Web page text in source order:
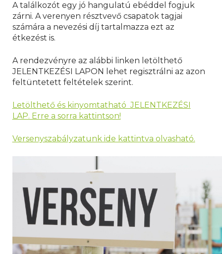
A találkozót egy jó hangulatú ebéddel fogjuk
zárni. A verenyen résztvevő csapatok tagjai
számára a nevezési díj tartalmazza ezt az
étkezést is.
A rendezvényre az alábbi linken letölthető
JELENTKEZÉSI LAPON lehet regisztrálni az azon
feltüntetett feltételek szerint.
Letölthető és kinyomtatható JELENTKEZÉSI
LAP. Erre a sorra kattintson!
Versenyszabályzatunk ide kattintva olvasható.